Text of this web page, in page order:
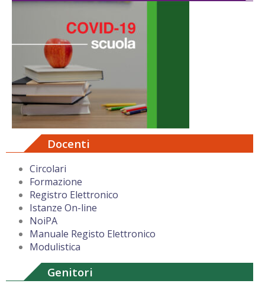
Docenti
Circolari
Formazione
Registro Elettronico
Istanze On-line
NoiPA
Manuale Registo Elettronico
Modulistica
Genitori